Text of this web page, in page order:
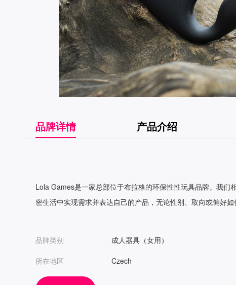
品牌详情 产品介绍
Lola Games是一家总部位于布拉格的环保性性玩具品牌。我
密生活中实现需求并表达自己的产品，无论性别、取向或偏好
品牌类别 成人器具（女用）
所在地区 Czech